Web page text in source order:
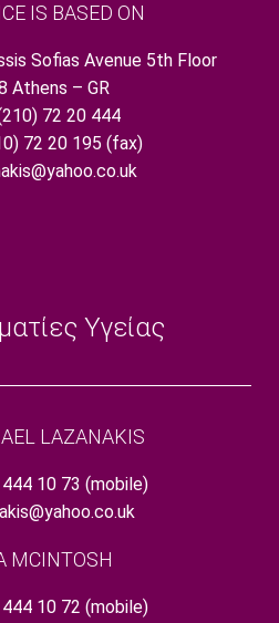
IS BASED ON
Sofias Avenue 5th Floor
Athens – GR
72 20 444
72 20 195 (fax)
Υγείας
LAZANAKIS
10 73 (mobile)
MCINTOSH
10 72 (mobile)